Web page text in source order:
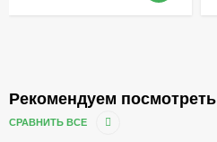
Рекомендуем посмотреть
СРАВНИТЬ ВСЕ